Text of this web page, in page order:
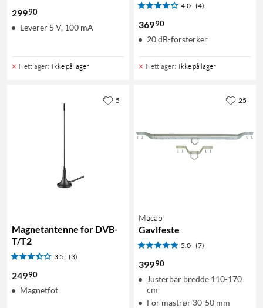
29990
Leverer 5 V, 100 mA
Nettlager: Ikke på lager
4.0 (4)
36990
20 dB-forsterker
Nettlager: Ikke på lager
Magnetantenne for DVB-
T/T2
3.5 (3)
24990
Magnetfot
5
Macab
Gavlfeste
5.0 (7)
39990
Justerbar bredde 110-170
cm
For mastrør 30-50 mm
25